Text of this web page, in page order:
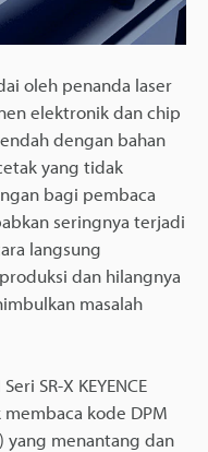
oleh penanda laser
elektronik dan chip
dengan bahan
yang tidak
bagi pembaca
seringnya terjadi
langsung
dan hilangnya
masalah
SR-X KEYENCE
kode DPM
yang menantang dan